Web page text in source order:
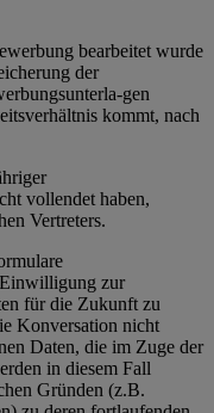
bearbeitet wurde
der
gen
kommt, nach
vollendet haben,
Vertreters.
zur
für die Zukunft zu
Konversation nicht
Daten, die im Zuge der
in diesem Fall
Gründen (z.B.